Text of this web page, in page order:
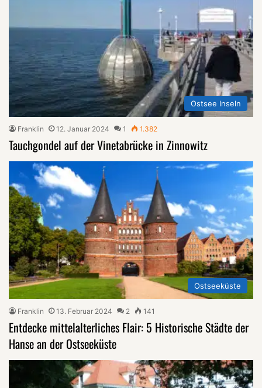
Ostsee Inseln
Franklin 12. Januar 2024 1 1.382
Tauchgondel auf der Vinetabrücke in Zinnowitz
Ostseeküste
Franklin 13. Februar 2024 2 141
Entdecke mittelalterliches Flair: 5 Historische Städte der
Hanse an der Ostseeküste